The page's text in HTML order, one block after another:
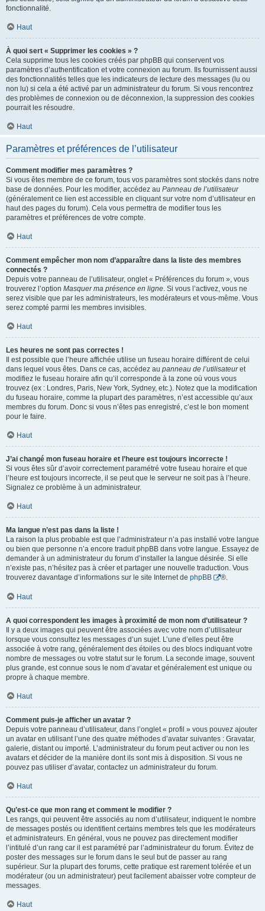
fonctionnalité.
Haut
À quoi sert « Supprimer les cookies » ?
Cela supprime tous les cookies créés par phpBB qui conservent vos
paramètres d’authentification et votre connexion au forum. Ils fournissent aussi
des fonctionnalités telles que les indicateurs de lecture des messages (lu ou
non lu) si cela a été activé par un administrateur du forum. Si vous rencontrez
des problèmes de connexion ou de déconnexion, la suppression des cookies
pourrait les résoudre.
Haut
Paramètres et préférences de l’utilisateur
Comment modifier mes paramètres ?
Si vous êtes membre de ce forum, tous vos paramètres sont stockés dans notre
base de données. Pour les modifier, accédez au Panneau de l’utilisateur
(généralement ce lien est accessible en cliquant sur votre nom d’utilisateur en
haut des pages du forum). Cela vous permettra de modifier tous les
paramètres et préférences de votre compte.
Haut
Comment empêcher mon nom d’apparaître dans la liste des membres
connectés ?
Depuis votre panneau de l’utilisateur, onglet « Préférences du forum », vous
trouverez l’option Masquer ma présence en ligne. Si vous l’activez, vous ne
serez visible que par les administrateurs, les modérateurs et vous-même. Vous
serez compté parmi les membres invisibles.
Haut
Les heures ne sont pas correctes !
Il est possible que l’heure affichée utilise un fuseau horaire différent de celui
dans lequel vous êtes. Dans ce cas, accédez au panneau de l’utilisateuret
modifiez le fuseau horaire afin qu’il corresponde à la zone où vous vous
trouvez (ex : Londres, Paris, New York, Sydney, etc.). Notez que la modification
du fuseau horaire, comme la plupart des paramètres, n’est accessible qu’aux
membres du forum. Donc si vous n’êtes pas enregistré, c’est le bon moment
pour le faire.
Haut
J’ai changé mon fuseau horaire et l’heure est toujours incorrecte !
Si vous êtes sûr d’avoir correctement paramétré votre fuseau horaire et que
l’heure est toujours incorrecte, il se peut que le serveur ne soit pas à l’heure.
Signalez ce problème à un administrateur.
Haut
Ma langue n’est pas dans la liste !
La raison la plus probable est que l’administrateur n’a pas installé votre langue
ou bien que personne n’a encore traduit phpBB dans votre langue. Essayez de
demander à un administrateur du forum d’installer la langue désirée. Si elle
n’existe pas, n’hésitez pas à créer et partager une nouvelle traduction. Vous
trouverez davantage d’informations sur le site Internet de phpBB ®.
Haut
A quoi correspondent les images à proximité de mon nom d’utilisateur ?
Il y a deux images qui peuvent être associées avec votre nom d’utilisateur
lorsque vous consultez les messages d’un sujet. L’une d’elles peut être
associée à votre rang, généralement des étoiles ou des blocs indiquant votre
nombre de messages ou votre statut sur le forum. La seconde image, souvent
plus grande, est connue sous le nom d’avatar et généralement est unique ou
propre à chaque membre.
Haut
Comment puis-je afficher un avatar ?
Depuis votre panneau d’utilisateur, dans l’onglet « profil » vous pouvez ajouter
un avatar en utilisant l’une des quatre méthodes d’avatar suivantes : Gravatar,
galerie, distant ou importé. L’administrateur du forum peut activer ou non les
avatars et décider de la manière dont ils sont mis à disposition. Si vous ne
pouvez pas utiliser d’avatar, contactez un administrateur du forum.
Haut
Qu’est-ce que mon rang et comment le modifier ?
Les rangs, qui peuvent être associés au nom d’utilisateur, indiquent le nombre
de messages postés ou identifient certains membres tels que les modérateurs
et administrateurs. En général, vous ne pouvez pas directement modifier
l’intitulé d’un rang car il est paramétré par l’administrateur du forum. Évitez de
poster des messages sur le forum dans le seul but de passer au rang
supérieur. Sur la plupart des forums, cette pratique est rarement tolérée et un
modérateur (ou un administrateur) peut facilement abaisser votre compteur de
messages.
Haut